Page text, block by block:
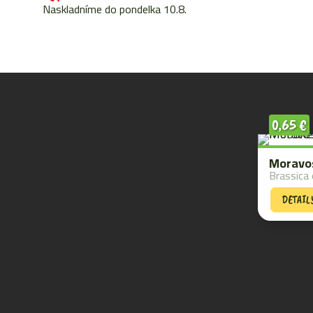
Naskladníme do pondelka 10.8.
0,65€